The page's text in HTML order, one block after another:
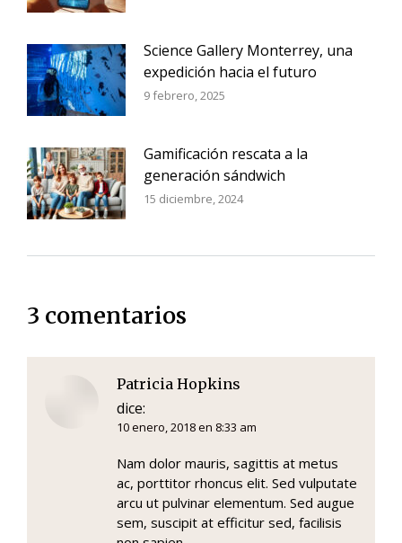
Science Gallery Monterrey, una
expedición hacia el futuro
9 febrero, 2025
Gamificación rescata a la
generación sándwich
15 diciembre, 2024
3 comentarios
Patricia Hopkins
dice:
10 enero, 2018 en 8:33 am
Nam dolor mauris, sagittis at metus
ac, porttitor rhoncus elit. Sed vulputate
arcu ut pulvinar elementum. Sed augue
sem, suscipit at efficitur sed, facilisis